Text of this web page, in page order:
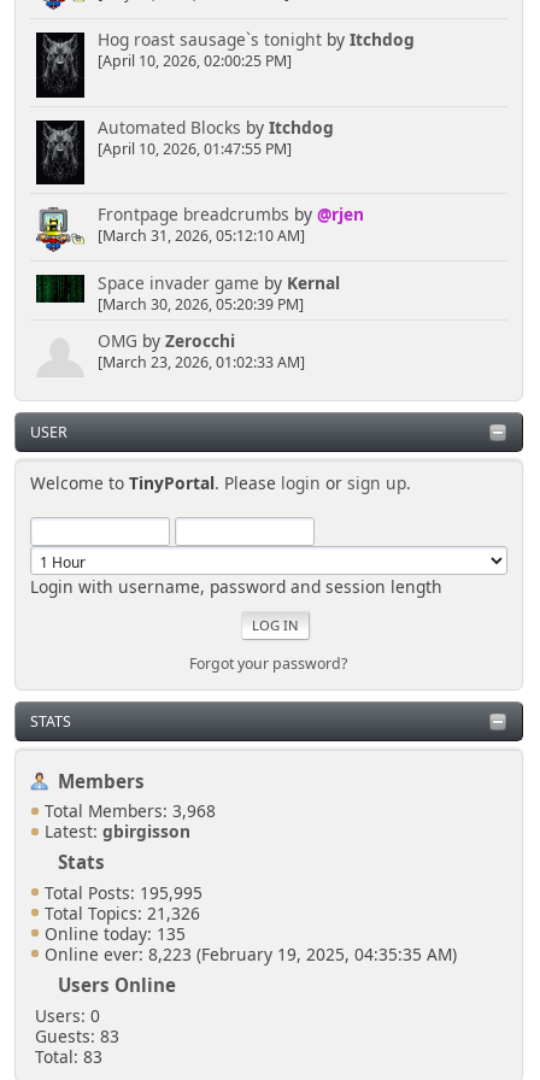
Hog roast sausage`s tonightby Itchdog
[April 10, 2026, 02:00:25 PM]
Automated Blocks by Itchdog
[April 10, 2026, 01:47:55 PM]
Frontpage breadcrumbs by @rjen
[March 31, 2026, 05:12:10 AM]
Space invader game by Kernal
[March 30, 2026, 05:20:39 PM]
OMG by Zerocchi
[March 23, 2026, 01:02:33 AM]
USER
Welcome toTinyPortal. Please login orsign up.
Login with username, password and session length
Forgot your password?
STATS
Members
Total Members: 3,968
Latest: gbirgisson
Stats
Total Posts: 195,995
Total Topics: 21,326
Online today: 135
Online ever: 8,223 (February 19, 2025, 04:35:35 AM)
Users Online
Users: 0
Guests: 83
Total: 83